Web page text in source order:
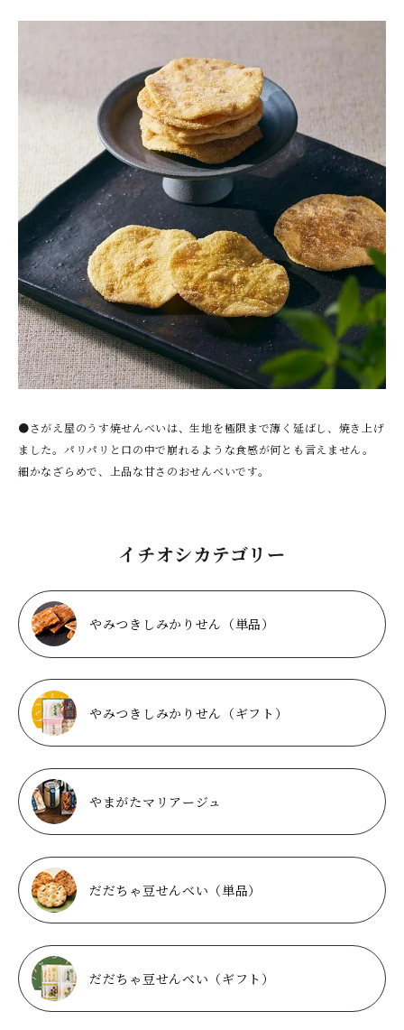
●さがえ屋のうす焼せんべいは、生地を極限まで薄く延ばし、焼き上げ
ました。パリパリと口の中で崩れるような食感が何とも言えません。
細かなざらめで、上品な甘さのおせんべいです。
イチオシカテゴリー
やみつきしみかりせん（単品）
やみつきしみかりせん（ギフト）
やまがたマリアージュ
だだちゃ豆せんべい（単品）
だだちゃ豆せんべい（ギフト）